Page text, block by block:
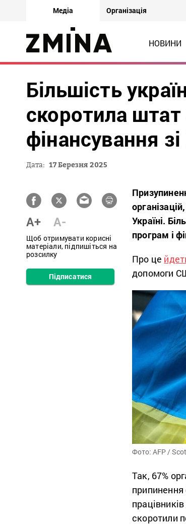
Медіа Організація
НОВИНИ
Більшість
скоротила
фінансування
Дата: 17 Березня 2025
A+ A-
Щоб отримувати корисні
матеріали, підпишіться на
розсилку
Підписатися
Україні.
програм і
Про це
допомоги
Фото: AFP /
Так, 67%
припинення
скоротили